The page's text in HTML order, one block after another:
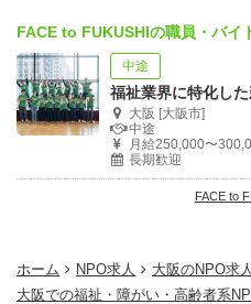
FACE to FUKUSHIの職員・バイ
中途
大阪 [大阪市]
中途
月給250,000〜
長期歓迎
FACE to
ホーム NPO求人
大阪のNPO求
大阪での福祉・障がい・高齢者系